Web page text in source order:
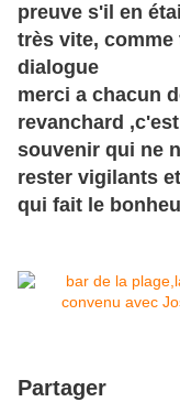
preuve s'il en
très vite,
dialogue
merci a chacun
revanchard
souvenir qui ne
rester vigilants
qui fait le
Partager